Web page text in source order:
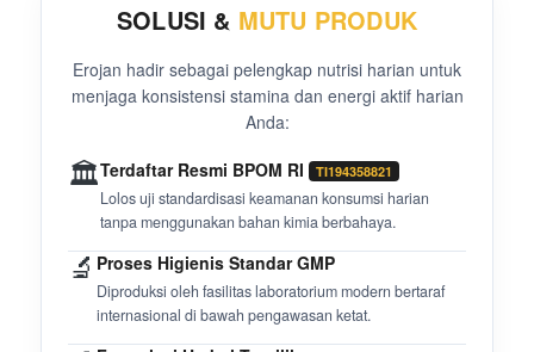
SOLUSI & MUTU PRODUK
Erojan hadir sebagai pelengkap nutrisi harian untuk
menjaga konsistensi stamina dan energi aktif harian
Anda:
🏛️Terdaftar Resmi BPOM RI TI194358821
Lolos uji standardisasi keamanan konsumsi harian
tanpa menggunakan bahan kimia berbahaya.
🔬Proses Higienis Standar GMP
Diproduksi oleh fasilitas laboratorium modern bertaraf
internasional di bawah pengawasan ketat.